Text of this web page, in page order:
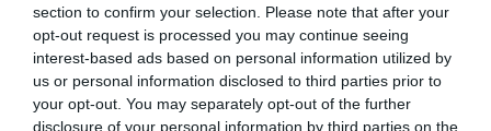
section to confirm your selection. Please note that after your
opt-out request is processed you may continue seeing
interest-based ads based on personal information utilized by
us or personal information disclosed to third parties prior to
your opt-out. You may separately opt-out of the further
disclosure of your personal information by third parties on the